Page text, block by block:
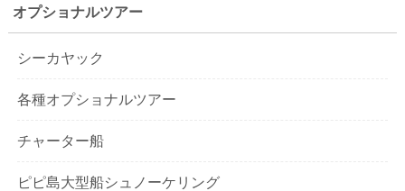
オプショナルツアー
シーカヤック
各種オプショナルツアー
チャーター船
ピピ島大型船シュノーケリング